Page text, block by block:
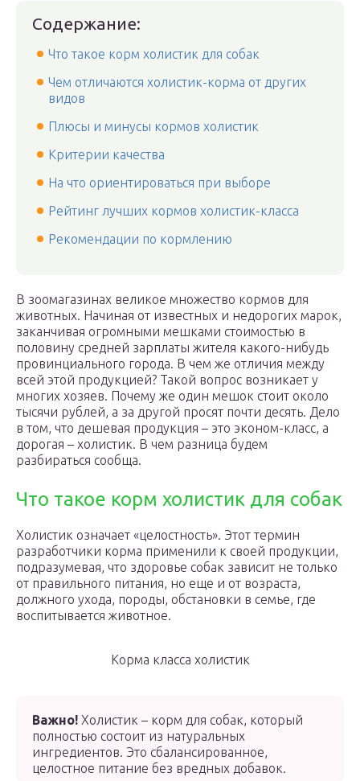
Содержание:
Что такое корм холистик для собак
Чем отличаются холистик-корма от других
видов
Плюсы и минусы кормов холистик
Критерии качества
На что ориентироваться при выборе
Рейтинг лучших кормов холистик-класса
Рекомендации по кормлению
В зоомагазинах великое множество кормов для
животных. Начиная от известных и недорогих марок,
заканчивая огромными мешками стоимостью в
половину средней зарплаты жителя какого-нибудь
провинциального города. В чем же отличия между
всей этой продукцией? Такой вопрос возникает у
многих хозяев. Почему же один мешок стоит около
тысячи рублей, а за другой просят почти десять. Дело
в том, что дешевая продукция – это эконом-класс, а
дорогая – холистик. В чем разница будем
разбираться сообща.
Что такое корм холистик для собак
Холистик означает «целостность». Этот термин
разработчики корма применили к своей продукции,
подразумевая, что здоровье собак зависит не только
от правильного питания, но еще и от возраста,
должного ухода, породы, обстановки в семье, где
воспитывается животное.
Корма класса холистик
Важно! Холистик – корм для собак, который
полностью состоит из натуральных
ингредиентов. Это сбалансированное,
целостное питание без вредных добавок.